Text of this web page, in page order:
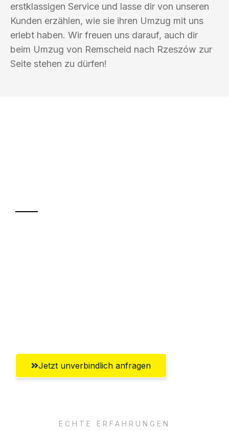
erstklassigen Service und lasse dir von unseren
Kunden erzählen, wie sie ihren Umzug mit uns
erlebt haben. Wir freuen uns darauf, auch dir
beim Umzug von Remscheid nach Rzeszów zur
Seite stehen zu dürfen!
Jetzt unverbindlich anfragen
ECHTE ERFAHRUNGEN